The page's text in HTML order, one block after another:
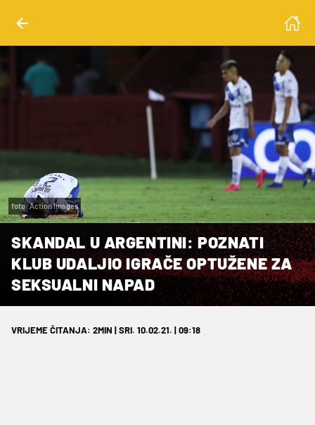
foto: Action Images
SKANDAL U ARGENTINI: POZNATI
KLUB UDALJIO IGRAČE OPTUŽENE ZA
SEKSUALNI NAPAD
VRIJEME ČITANJA: 2MIN | SRI. 10.02.21. | 09:18